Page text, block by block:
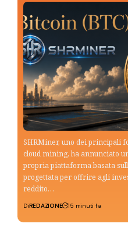
SHRMiner, uno dei principali
cloud mining, ha annunciato
propria piattaforma basata
progettata per offrire agli
reddito…
DiREDAZIONE 15 minuti fa